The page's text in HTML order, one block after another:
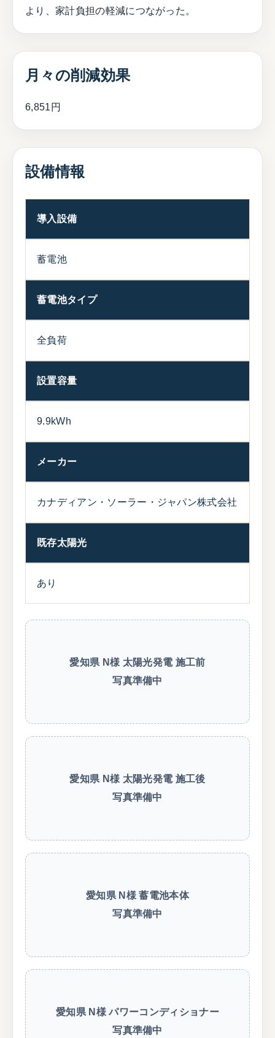
より、家計負担の軽減につながった。
月々の削減効果
6,851円
設備情報
導入設備
蓄電池
蓄電池タイプ
全負荷
設置容量
9.9kWh
メーカー
カナディアン・ソーラー・ジャパン株式会社
既存太陽光
あり
愛知県 N様 太陽光発電 施工前
写真準備中
愛知県 N様 太陽光発電 施工後
写真準備中
愛知県 N様 蓄電池本体
写真準備中
愛知県 N様 パワーコンディショナー
写真準備中